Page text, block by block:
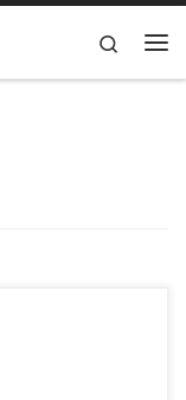
Search